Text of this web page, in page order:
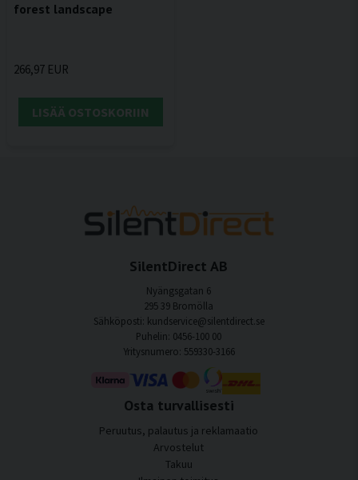
forest landscape
266,97 EUR
LISÄÄ OSTOSKORIIN
SilentDirect AB
Nyängsgatan 6
295 39 Bromölla
Sähköposti: kundservice@silentdirect.se
Puhelin: 0456-100 00
Yritysnumero: 559330-3166
Osta turvallisesti
Peruutus, palautus ja reklamaatio
Arvostelut
Takuu